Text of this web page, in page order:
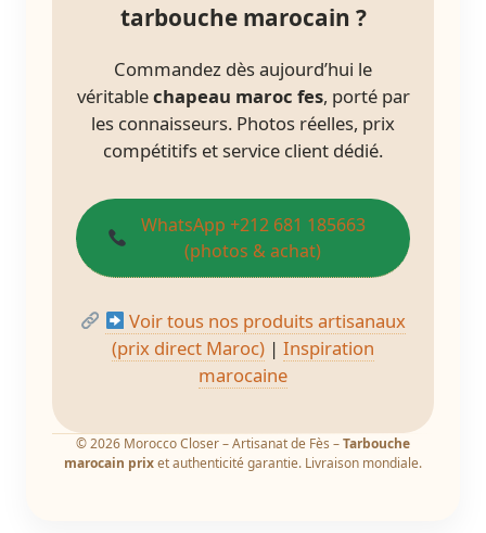
tarbouche marocain ?
Commandez dès aujourd’hui le
véritablechapeau maroc fes, porté par
les connaisseurs. Photos réelles, prix
compétitifs et service client dédié.
WhatsApp +212 681 185663
(photos & achat)
Voir tous nos produits artisanaux
(prix direct Maroc) | Inspiration
marocaine
© 2026 Morocco Closer – Artisanat de Fès –Tarbouche
marocain prixet authenticité garantie. Livraison mondiale.